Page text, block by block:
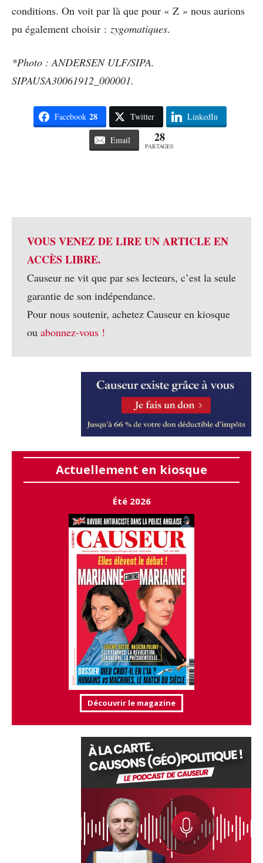
conditions. On voit par là que pour « Z » nous aurions
pu également choisir : zygomatiques.
*Photo : ANDERSEN ULF/SIPA.
SIPAUSA30061912_000001.
Facebook 28 Twitter LinkedIn
Email 28
PARTAGES
VOUS VENEZ DE LIRE UN ARTICLE EN
ACCÈS LIBRE.
Causeur ne vit que par ses lecteurs, c’est la seule
garantie de son indépendance.
Pour nous soutenir, achetez Causeur en kiosque
ou abonnez-vous !
Actuellement en kiosque
Été 2026
Découvrir le magazine